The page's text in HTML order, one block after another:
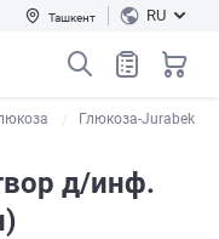
Ташкент RU
Глюкоза-Jurabek
д/инф.